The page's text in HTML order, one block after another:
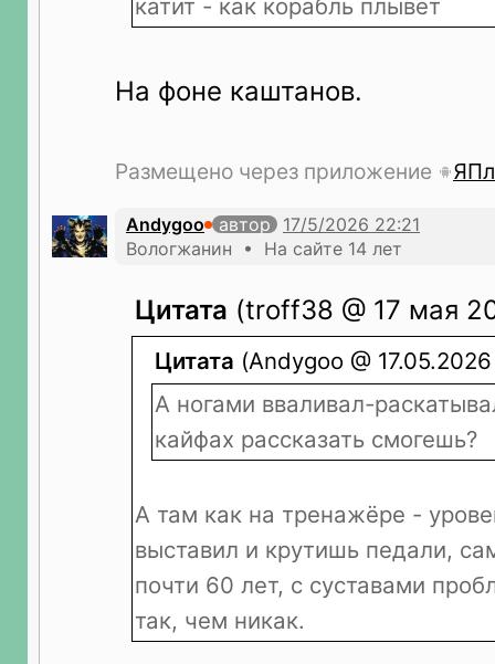
катит - как корабль плывёт
На фоне каштанов.
Размещено через приложение
Andygoo
автор
Вологжанин • На сайте 14 лет
Цитата (troff38 @ 17 мая
Цитата (Andygoo @
А ногами вваливал-
кайфах рассказать смогешь?
А там как на тренажёре -
выставил и крутишь педали,
почти 60 лет, с суставами
так, чем никак.